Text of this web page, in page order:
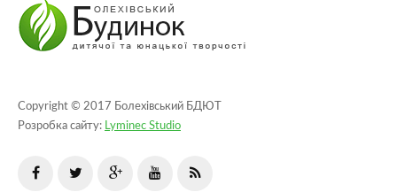
Copyright © 2017 Болехівський БДЮТ
Розробка сайту: Lyminec Studio